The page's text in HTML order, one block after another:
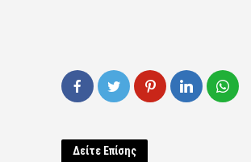
Δείτε Επίσης